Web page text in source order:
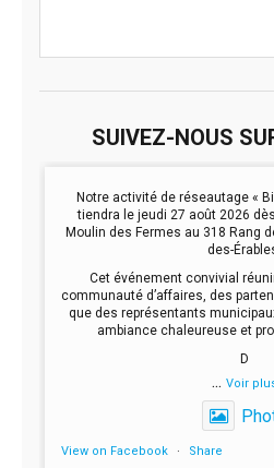
SUIVEZ-NOUS
Notre activité de réseautage «
tiendra le jeudi 27 août 2026
Moulin des Fermes au 318 Rang
des-
Cet événement convivial
communauté d’affaires, des
que des représentants
ambiance chaleureuse et
D
... Voir
View on Facebook · Share